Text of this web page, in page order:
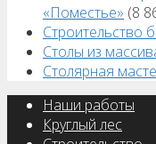
«Поместье» (8
Строительство
Столы из
Столярная
Наши работы
Круглый лес